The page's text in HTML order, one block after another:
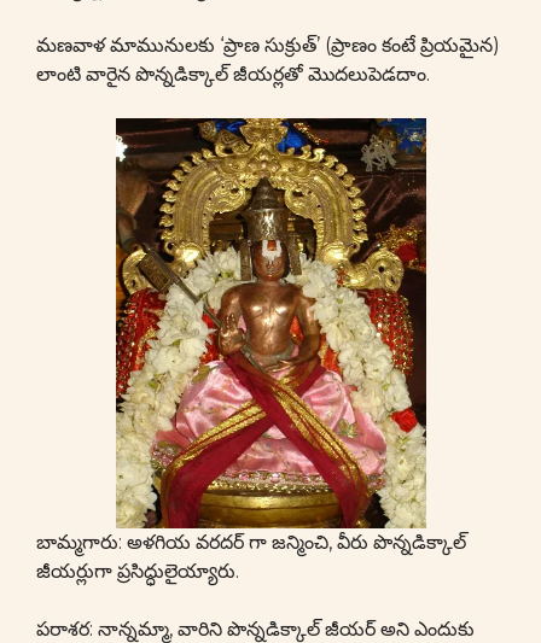
మణవాళ మామునులకు ‘ప్రాణ సుక్రుత్’ (ప్రాణం కంటే ప్రియమైన)
లాంటి వారైన పొన్నడిక్కాల్ జీయర్లతో మొదలుపెడదాం.
బామ్మగారు: అళగియ వరదర్ గా జన్మించి, వీరు పొన్నడిక్కాల్
జీయర్లుగా ప్రసిద్ధులైయ్యారు.
పరాశర: నాన్నమ్మా, వారిని పొన్నడిక్కాల్ జీయర్ అని ఎందుకు